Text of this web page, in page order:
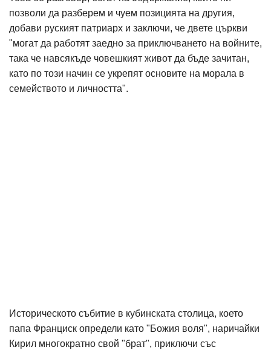
позволи да разберем и чуем позицията на другия,
добави руският патриарх и заключи, че двете църкви
"могат да работят заедно за приключването на войните,
така че навсякъде човешкият живот да бъде зачитан,
като по този начин се укрепят основите на морала в
семейството и личността".
Историческото събитие в кубинската столица, което
папа Франциск определи като "Божия воля", наричайки
Кирил многократно свой "брат", приключи със